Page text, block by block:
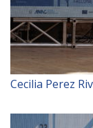
Cecilia Perez